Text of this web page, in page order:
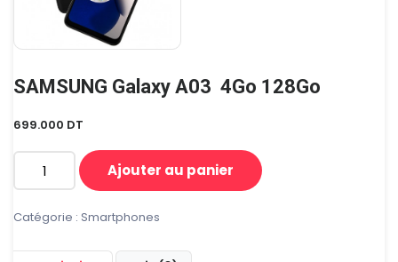
SAMSUNG Galaxy A03 4Go 128Go
699.000 DT
quantité
SAMSUNG
A03
Ajouter au panier
Catégorie : Smartphones